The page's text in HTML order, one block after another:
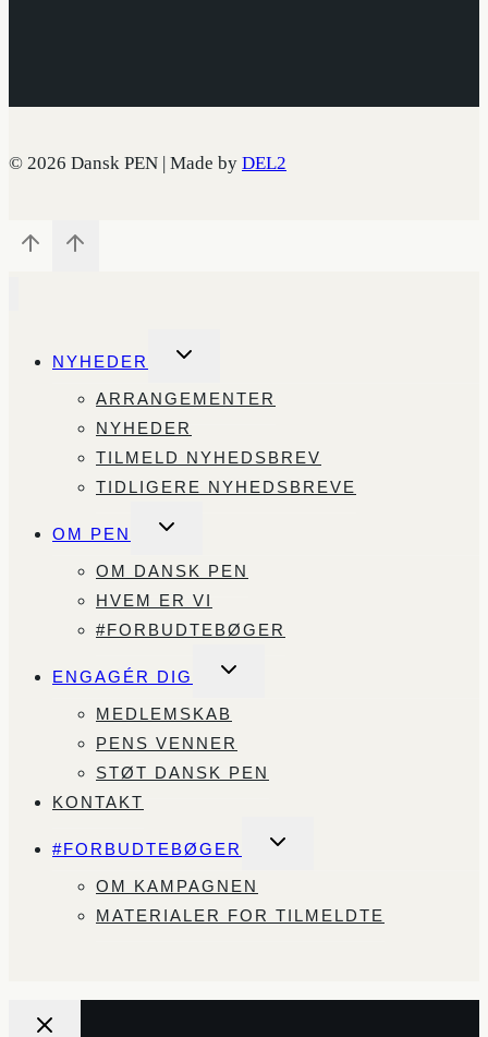
© 2026 Dansk PEN | Made by DEL2
NYHEDER
SKIFT
ARRANGEMENTER
NYHEDER
TILMELD NYHEDSBREV
TIDLIGERE NYHEDSBREVE
OM PEN
SKIFT
OM DANSK PEN
HVEM ER VI
#FORBUDTEBØGER
ENGAGÉR DIG
SKIFT
MEDLEMSKAB
PENS VENNER
STØT DANSK PEN
KONTAKT
#FORBUDTEBØGER
SKIFT
OM KAMPAGNEN
MATERIALER FOR TILMELDTE